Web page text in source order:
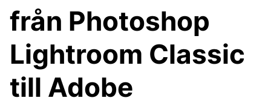
från Photoshop
Lightroom Classic
till Adobe